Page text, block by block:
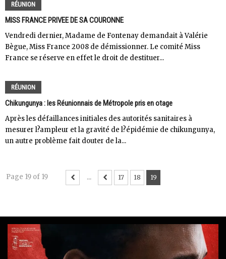
RÉUNION
MISS FRANCE PRIVEE DE SA COURONNE
Vendredi dernier, Madame de Fontenay demandait à Valérie
Bègue, Miss France 2008 de démissionner. Le comité Miss
France se réserve en effet le droit de destituer...
RÉUNION
Chikungunya : les Réunionnais de Métropole pris en otage
Après les défaillances initiales des autorités sanitaires à
mesurer l?ampleur et la gravité de l?épidémie de chikungunya,
un autre problème fait douter de la...
Page 19 of 19 ... 17 18 19